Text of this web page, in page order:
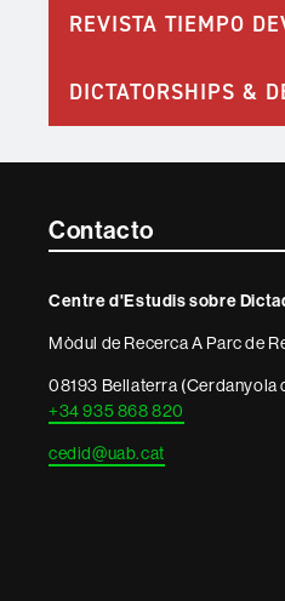
REVISTA TIEMPO
DICTATORSHIPS &
Contacte
informació
legal
Contacto
Centre d'Estudis sobre
Mòdul de Recerca A Parc de
08193 Bellaterra (Cerdanyola
+34 935 868 820
cedid@uab.cat